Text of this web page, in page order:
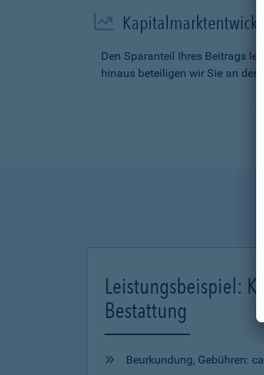
Den Sparanteil Ihres Beitrags
hinaus beteiligen wir Sie an
Leistungsbeispiel:
Bestattung
Beurkundung, Gebühren: